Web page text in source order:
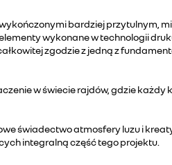
bardziej przytulnym,
wykonane w technologii druku
zgodzie z jedną z
w świecie rajdów, gdzie każdy
świadectwo atmosfery luzu i
integralną część tego projektu.